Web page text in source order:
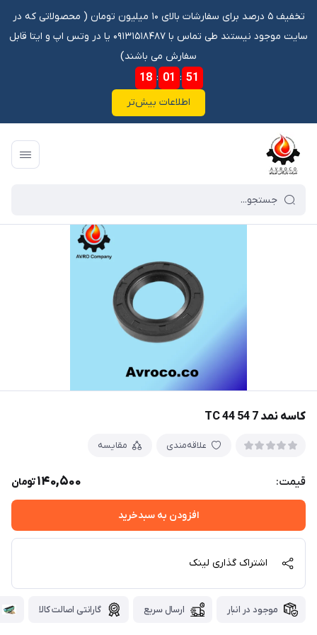
تخفیف ۵ درصد برای سفارشات بالای ۱۰ میلیون تومان ‌‌(‌‌ محصولاتی که در
سایت موجود نیستند طی تماس با ۰۹۱۳۱۵۱۸۴۸۷ یا در وتس اپ و ایتا قابل
سفارش می باشند)
18 : 01 : 51
اطلاعات بیش‌تر
فروشگاه آنلاین آوروکو
کاسه نمد TC 44 54 7
علاقه‌مندی مقایسه
قیمت: 140,500تومان
افزودن به سبدخرید
اشتراک گذاری لینک
موجود در انبار ارسال سریع گارانتی اصالت کالا